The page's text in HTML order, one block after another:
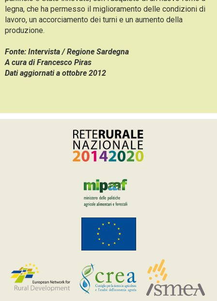
legna, che ha permesso il miglioramento delle condizioni di
lavoro, un accorciamento dei turni e un aumento della
produzione.
Fonte: Intervista / Regione Sardegna
A cura di Francesco Piras
Dati aggiornati a ottobre 2012